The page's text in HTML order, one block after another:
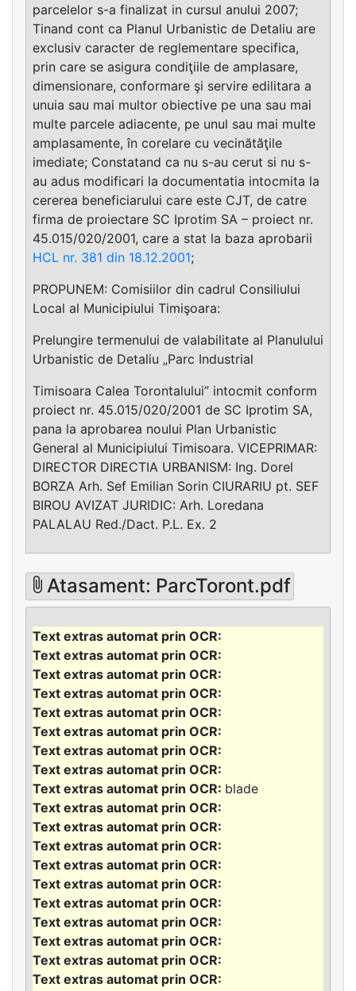
parcelelor s-a finalizat in cursul anului 2007;
Tinand cont ca Planul Urbanistic de Detaliu are
exclusiv caracter de reglementare specifica,
prin care se asigura condiţiile de amplasare,
dimensionare, conformare şi servire edilitara a
unuia sau mai multor obiective pe una sau mai
multe parcele adiacente, pe unul sau mai multe
amplasamente, în corelare cu vecinătăţile
imediate; Constatand ca nu s-au cerut si nu s-
au adus modificari la documentatia intocmita la
cererea beneficiarului care este CJT, de catre
firma de proiectare SC Iprotim SA – proiect nr.
45.015/020/2001, care a stat la baza aprobarii
HCL nr. 381 din 18.12.2001;
PROPUNEM: Comisiilor din cadrul Consiliului
Local al Municipiului Timişoara:
Prelungire termenului de valabilitate al Planulului
Urbanistic de Detaliu „Parc Industrial
Timisoara Calea Torontalului” intocmit conform
proiect nr. 45.015/020/2001 de SC Iprotim SA,
pana la aprobarea noului Plan Urbanistic
General al Municipiului Timisoara. VICEPRIMAR:
DIRECTOR DIRECTIA URBANISM: Ing. Dorel
BORZA Arh. Sef Emilian Sorin CIURARIU pt. SEF
BIROU AVIZAT JURIDIC: Arh. Loredana
PALALAU Red./Dact. P.L. Ex. 2
Atasament: ParcToront.pdf
blade